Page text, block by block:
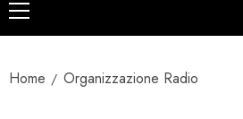
Menu
principale
Home Organizzazione Radio